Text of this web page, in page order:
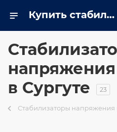
Купить стабилизаторы напряжения Штиль в Сургуте
в Сургуте
23
Стабилизаторы напряжения